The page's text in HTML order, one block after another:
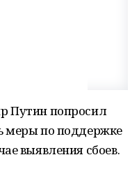
Путин попросил
меры по поддержке
выявления сбоев.